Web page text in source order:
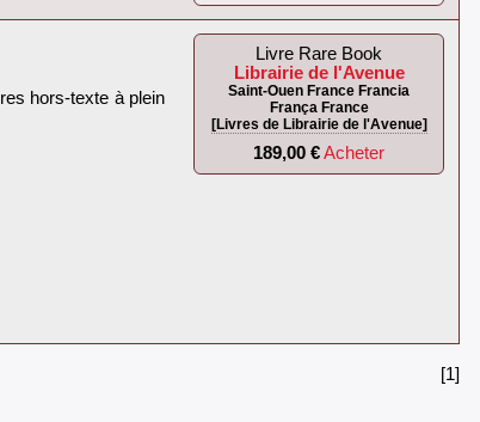
hors-texte à plein
Livre Rare Book
Librairie de l'Avenue
Saint-Ouen France Francia
França France
[Livres de Librairie de l'Avenue]
189,00 €Acheter
[1]